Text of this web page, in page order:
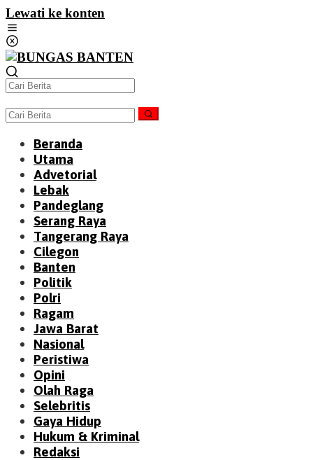
Lewati ke konten
Beranda
Utama
Advetorial
Lebak
Pandeglang
Serang Raya
Tangerang Raya
Cilegon
Banten
Politik
Polri
Ragam
Jawa Barat
Nasional
Peristiwa
Opini
Olah Raga
Selebritis
Gaya Hidup
Hukum & Kriminal
Redaksi